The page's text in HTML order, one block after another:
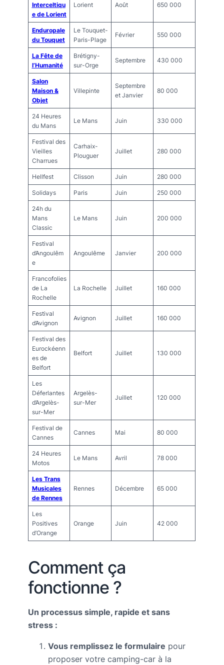
Interceltiqu
e de Lorient
Lorient Août 650 000
Enduropale
du Touquet
Le Touquet-
Paris-Plage
Février 550 000
La Fête de
l’Humanité
Brétigny-
sur-Orge
Septembre 430 000
Salon
Maison &
Objet
Villepinte
Septembre
et Janvier
80 000
24 Heures
du Mans
Le Mans Juin 330 000
Festival des
Vieilles
Charrues
Carhaix-
Plouguer
Juillet 280 000
Hellfest Clisson Juin 280 000
Solidays Paris Juin 250 000
24h du
Mans
Classic
Le Mans Juin 200 000
Festival
d’Angoulêm
e
Angoulême Janvier 200 000
Francofolies
de La
Rochelle
La Rochelle Juillet 160 000
Festival
d’Avignon
Avignon Juillet 160 000
Festival des
Eurockéenn
es de
Belfort
Belfort Juillet 130 000
Les
Déferlantes
d’Argelès-
sur-Mer
Argelès-
sur-Mer
Juillet 120 000
Festival de
Cannes
Cannes Mai 80 000
24 Heures
Motos
Le Mans Avril 78 000
Les Trans
Musicales
de Rennes
Rennes Décembre 65 000
Les
Positives
d’Orange
Orange Juin 42 000
Comment ça
fonctionne ?
Un processus simple, rapide et sans
stress :
Vous remplissez le formulaire pour
proposer votre camping-car à la